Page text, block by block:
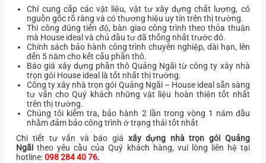
Chỉ cung cấp các vật liệu, vật tư xây dựng chất lượng, có
nguồn gốc rõ ràng và có thương hiệu uy tín trên thị trường.
Thi công đúng tiến độ, bàn giao công trình theo thỏa thuận
mà House ideal và chủ đầu tư đã thống nhất trước đó.
Chính sách bảo hành công trình chuyên nghiệp, dài hạn, lên
đến 5 năm cho kết cấu phần thô.
Báo giá xây dựng phần thô Quảng Ngãi từ công ty xây nhà
trọn gói House ideal là tốt nhất thị trường.
Công ty xây nhà trọn gói Quảng Ngãi – House ideal sẵn sàng
tư vấn cho Quý khách những vật liệu hoàn thiện tốt nhất
trên thị trường.
Chúng tôi kiểm tra, bảo hành 2 lần trong vòng 1 năm đầu
nhằm đảm bảo công trình ở trạng thái tốt nhất
Chi tiết tư vấn và báo giá xây dựng nhà trọn gói Quảng
Ngãi theo yêu cầu của Quý khách hàng, vui lòng liên hệ tại
hotline:098 284 40 76.